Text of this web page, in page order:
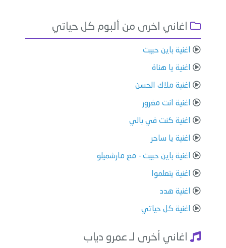
اغاني اخرى من ألبوم كل حياتي
اغنية باين حبيت
اغنية يا هناة
اغنية ملاك الحسن
اغنية انت مغرور
اغنية كنت في بالي
اغنية يا ساحر
اغنية باين حبيت - مع مارشميلو
اغنية يتعلموا
اغنية هدد
اغنية كل حياتي
اغاني أخرى لـ عمرو دياب